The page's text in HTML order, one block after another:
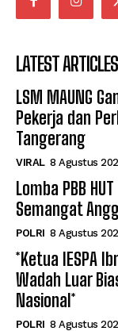
LATEST ARTICLES
LSM MAUNG
Pekerja dan
Tangerang
VIRAL 8 Agustus
Lomba PBB
Semangat
POLRI 8 Agustus
*Ketua IESPA
Wadah Luar
Nasional*
POLRI 8 Agustus